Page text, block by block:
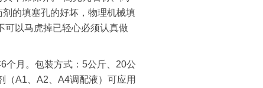
的填塞孔的好坏，物理机械填
可以马虎掉已轻心必须认真做
月。包装方式：5公斤、20公
（A1、A2、A4调配液）可应用